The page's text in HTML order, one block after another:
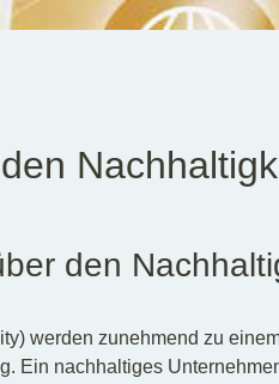
den
werden zunehmend zu
Ein nachhaltiges